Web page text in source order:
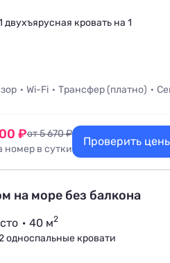
двухъярусная кровать на 1
Wi-Fi Трансфер (платно)
₽от 5 670 ₽
номер в сутки
Проверить
на море без балкона
40 м2
односпальные кровати